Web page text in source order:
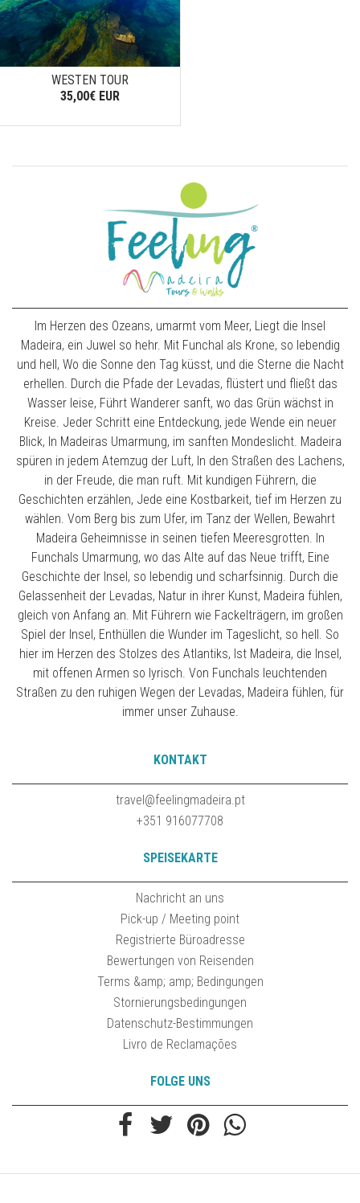
WESTEN TOUR
35,00€ EUR
Im Herzen des Ozeans, umarmt vom Meer, Liegt die Insel
Madeira, ein Juwel so hehr. Mit Funchal als Krone, so lebendig
und hell, Wo die Sonne den Tag küsst, und die Sterne die Nacht
erhellen. Durch die Pfade der Levadas, flüstert und fließt das
Wasser leise, Führt Wanderer sanft, wo das Grün wächst in
Kreise. Jeder Schritt eine Entdeckung, jede Wende ein neuer
Blick, In Madeiras Umarmung, im sanften Mondeslicht. Madeira
spüren in jedem Atemzug der Luft, In den Straßen des Lachens,
in der Freude, die man ruft. Mit kundigen Führern, die
Geschichten erzählen, Jede eine Kostbarkeit, tief im Herzen zu
wählen. Vom Berg bis zum Ufer, im Tanz der Wellen, Bewahrt
Madeira Geheimnisse in seinen tiefen Meeresgrotten. In
Funchals Umarmung, wo das Alte auf das Neue trifft, Eine
Geschichte der Insel, so lebendig und scharfsinnig. Durch die
Gelassenheit der Levadas, Natur in ihrer Kunst, Madeira fühlen,
gleich von Anfang an. Mit Führern wie Fackelträgern, im großen
Spiel der Insel, Enthüllen die Wunder im Tageslicht, so hell. So
hier im Herzen des Stolzes des Atlantiks, Ist Madeira, die Insel,
mit offenen Armen so lyrisch. Von Funchals leuchtenden
Straßen zu den ruhigen Wegen der Levadas, Madeira fühlen, für
immer unser Zuhause.
KONTAKT
travel@feelingmadeira.pt
+351 916077708
SPEISEKARTE
Nachricht an uns
Pick-up / Meeting point
Registrierte Büroadresse
Bewertungen von Reisenden
Terms &amp; amp; Bedingungen
Stornierungsbedingungen
Datenschutz-Bestimmungen
Livro de Reclamações
FOLGE UNS